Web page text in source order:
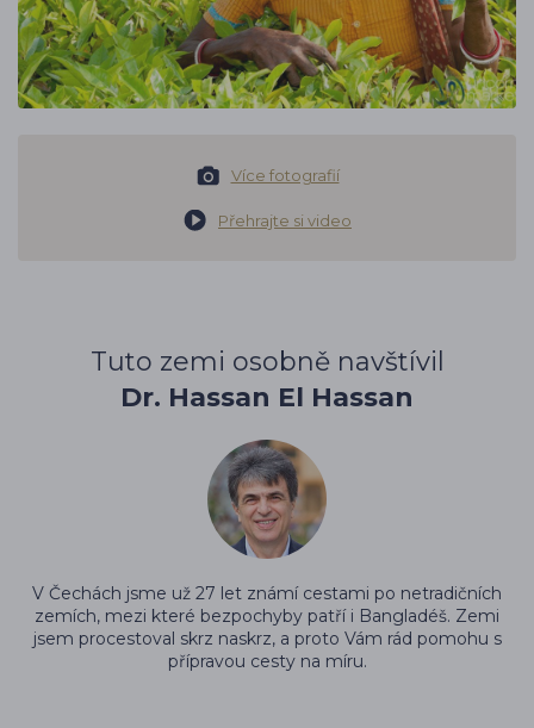
Více fotografií
Přehrajte si video
Tuto zemi osobně navštívil
Dr. Hassan El Hassan
V Čechách jsme už 27 let známí cestami po netradičních
zemích, mezi které bezpochyby patří i Bangladéš. Zemi
jsem procestoval skrz naskrz, a proto Vám rád pomohu s
přípravou cesty na míru.